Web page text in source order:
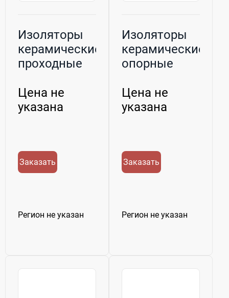
Изоляторы
керамические
проходные
для ...
Цена не
указана
Заказать
Регион не указан
Изоляторы
керамические
опорные
для ра...
Цена не
указана
Заказать
Регион не указан